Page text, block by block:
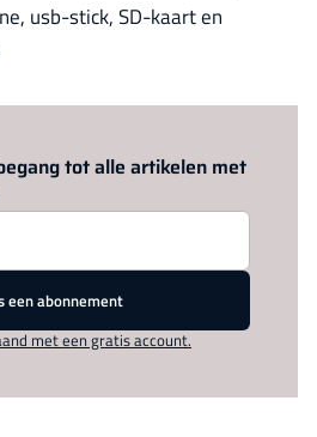
usb-stick, SD-kaart en
tot alle artikelen met
een abonnement
met een gratis account.